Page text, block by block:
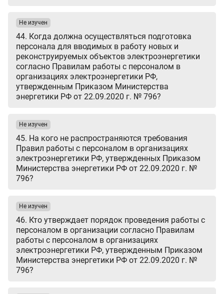
44. Когда должна осуществляться подготовка
персонала для вводимых в работу новых и
реконструируемых объектов электроэнергетики
согласно Правилам работы с персоналом в
организациях электроэнергетики РФ,
утвержденным Приказом Министерства
энергетики РФ от 22.09.2020 г. № 796?
Не изучен
45. На кого не распространяются требования
Правил работы с персоналом в организациях
электроэнергетики РФ, утвержденных Приказом
Министерства энергетики РФ от 22.09.2020 г. №
796?
Не изучен
46. Кто утверждает порядок проведения работы с
персоналом в организации согласно Правилам
работы с персоналом в организациях
электроэнергетики РФ, утвержденным Приказом
Министерства энергетики РФ от 22.09.2020 г. №
796?
Не изучен